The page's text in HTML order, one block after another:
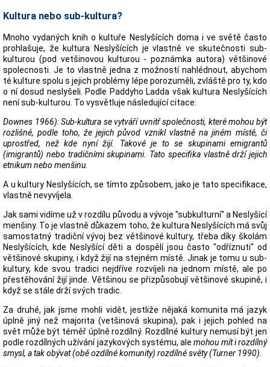
Kultura nebo sub-kultura?
Mnoho vydaných knih o kultuře Neslyšících doma i ve světě často
prohlašuje, že kultura Neslyšících je vlastně ve skutečnosti sub-
kulturou (pod vetšinovou kulturou - poznámka autora) většinové
spolecnosti. Je to vlastně jedna z možností nahlédnout, abychom
té kulture spolu s jejich problémy lépe porozuměli, zvláště pro ty, kdo
o ní dosud neslyšeli. Podle Paddyho Ladda však kultura Neslyšících
není sub-kulturou. To vysvětluje následující citace:
Downes 1966): Sub-kultura se vytváří uvnitř společnosti, které mohou být
rozlišné, podle toho, že jejich původ vznikl vlastně na jiném místě, či
uprostřed, než kde nyní žijí. Takové je to se skupinami emigrantů
(imigrantů) nebo tradičními skupinami. Tato specifika vlastně drží jejich
etnikum nebo menšinu.
A u kultury Neslyšících, se tímto způsobem, jako je tato specifikace,
vlastně nevyvíjela.
Jak sami vidíme už v rozdílu původu a vývoje "subkulturní" a Neslyšící
menšiny. To je vlastně důkazem toho, že kultura Neslyšících má svůj
samostatný tradiční vývoj bez většinové kultury, třeba díky školám
Neslyšících, kde Neslyšící děti a dospělí jsou často "odříznuti" od
většinové skupiny, i když žijí na stejném místě. Jinak je tomu u sub-
kultury, kde svou tradici nejdříve rozvíjeli na jednom místě, ale po
přestěhování žijí jinde. Většinou se přizpůsobují většinové skupině, i
když se stále drží svých tradic.
Za druhé, jak jsme mohli vidět, jestliže nějaká komunita má jazyk
úplně jiný než majorita (vetšinová skupina), pak i jejich pohled na
svět může být téměř úplně rozdílný. Rozdílné kultury nemusí být jen
podle rozdílných užívání jazykových systému, alemohou mít i rozdílný
smysl, a tak obývat (obě ozdílné komunity) rozdílné světy (Turner 1990).